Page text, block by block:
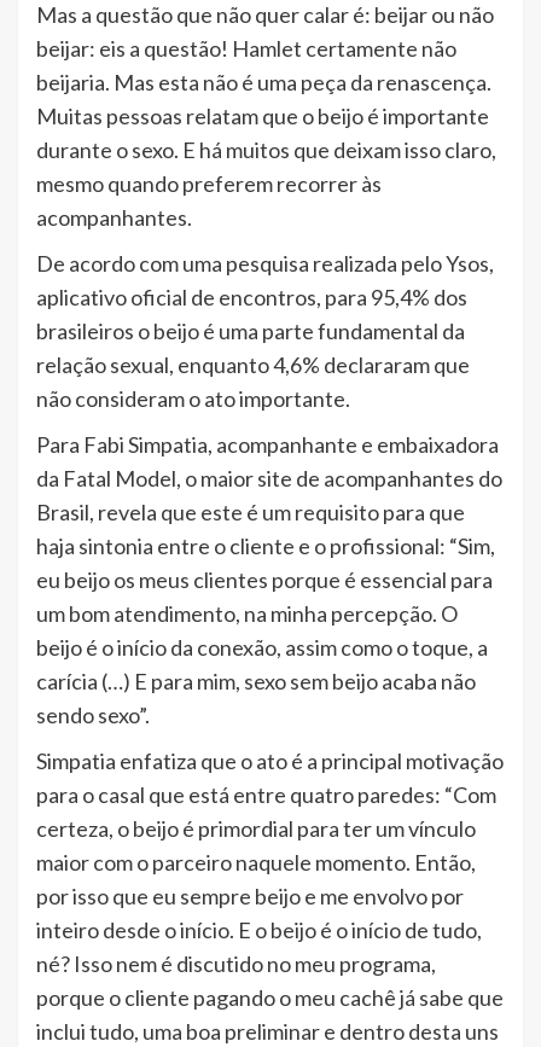
Mas a questão que não quer calar é: beijar ou não
beijar: eis a questão! Hamlet certamente não
beijaria. Mas esta não é uma peça da renascença.
Muitas pessoas relatam que o beijo é importante
durante o sexo. E há muitos que deixam isso claro,
mesmo quando preferem recorrer às
acompanhantes.
De acordo com uma pesquisa realizada pelo Ysos,
aplicativo oficial de encontros, para 95,4% dos
brasileiros o beijo é uma parte fundamental da
relação sexual, enquanto 4,6% declararam que
não consideram o ato importante.
Para Fabi Simpatia, acompanhante e embaixadora
da Fatal Model, o maior site de acompanhantes do
Brasil, revela que este é um requisito para que
haja sintonia entre o cliente e o profissional: “Sim,
eu beijo os meus clientes porque é essencial para
um bom atendimento, na minha percepção. O
beijo é o início da conexão, assim como o toque, a
carícia (…) E para mim, sexo sem beijo acaba não
sendo sexo”.
Simpatia enfatiza que o ato é a principal motivação
para o casal que está entre quatro paredes: “Com
certeza, o beijo é primordial para ter um vínculo
maior com o parceiro naquele momento. Então,
por isso que eu sempre beijo e me envolvo por
inteiro desde o início. E o beijo é o início de tudo,
né? Isso nem é discutido no meu programa,
porque o cliente pagando o meu cachê já sabe que
inclui tudo, uma boa preliminar e dentro desta uns